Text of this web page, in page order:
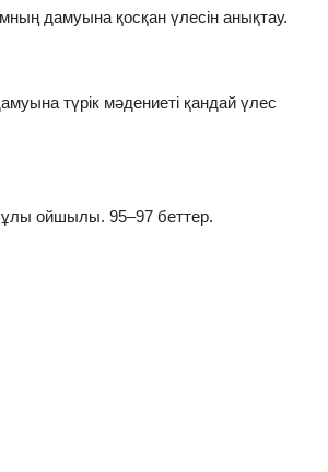
дамуына қосқан үлесін анықтау.
түрік мәдениеті қандай үлес
ойшылы. 95–97 беттер.